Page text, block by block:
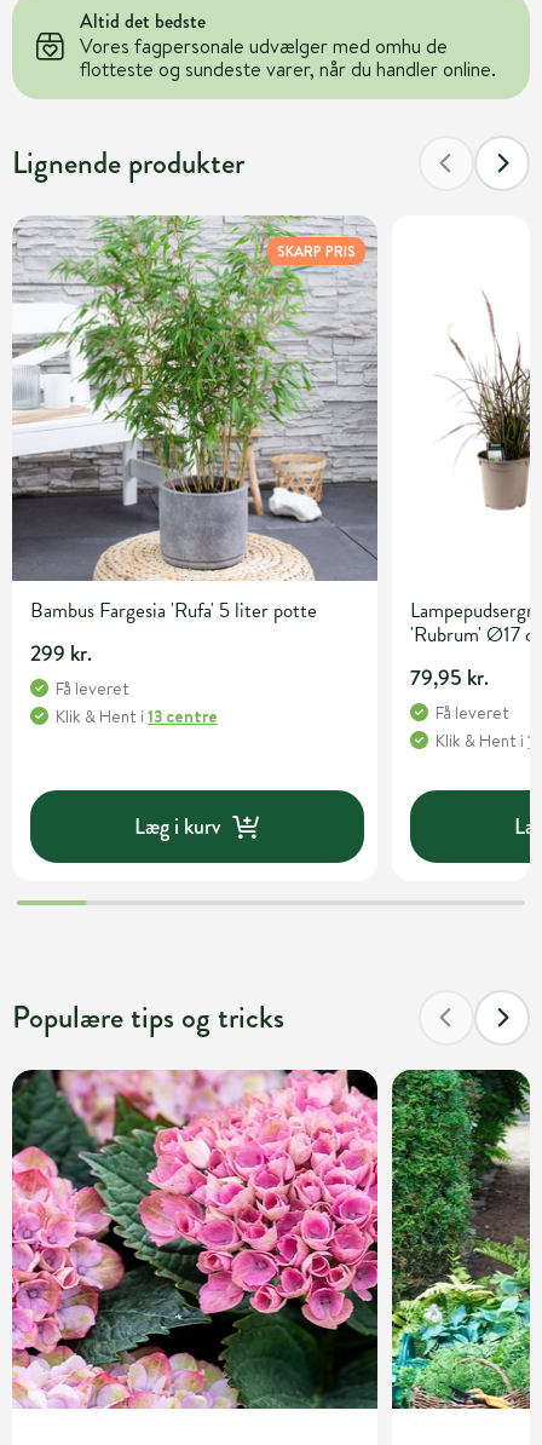
Altid det bedste
Vores fagpersonale udvælger med omhu de
flotteste og sundeste varer, når du handler online.
Lignende produkter
SKARP PRIS
Bambus Fargesia 'Rufa' 5 liter potte
299 kr.
Få leveret
Klik & Hent i 13 centre
Læg i kurv
'Rubrum' Ø17
79,95 kr.
Få leveret
Klik & Hent i
Populære tips og tricks